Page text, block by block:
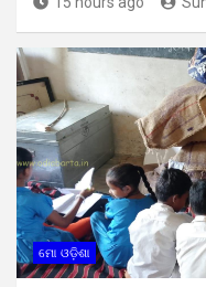
ମୋ ଓଡ଼ିଶା